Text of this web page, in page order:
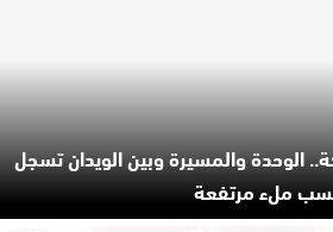
الوحدة والمسيرة وبين الويدان تسجل
ملء مرتفعة